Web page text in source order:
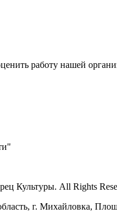
работу нашей
Культуры. All Rights
г. Михайловка,